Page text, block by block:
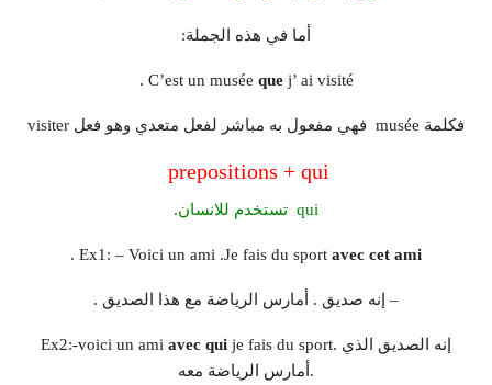
أما في هذه الجملة:
C’est un musée que j’ ai visité .
فكلمة musée فهي مفعول به مباشر لفعل متعدي وهو فعل visiter
prepositions + qui
qui تستخدم للانسان.
Ex1: – Voici un ami .Je fais du sport avec cet ami
.
– إنه صديق . أمارس الرياضة مع هذا الصديق .
Ex2:-voici un ami avec qui je fais du sport. إنه الصديق الذي
أمارس الرياضة معه.